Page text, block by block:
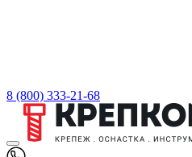
8 (800) 333-21-68